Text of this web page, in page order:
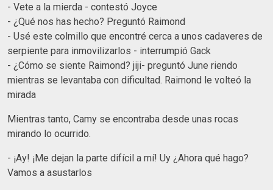
- Vete a la mierda - contestó Joyce
- ¿Qué nos has hecho? Preguntó Raimond
- Usé este colmillo que encontré cerca a unos cadaveres de
serpiente para inmovilizarlos - interrumpió Gack
- ¿Cómo se siente Raimond? jiji- preguntó June riendo
mientras se levantaba con dificultad. Raimond le volteó la
mirada
Mientras tanto, Camy se encontraba desde unas rocas
mirando lo ocurrido.
- ¡Ay! ¡Me dejan la parte difícil a mí! Uy ¿Ahora qué hago?
Vamos a asustarlos